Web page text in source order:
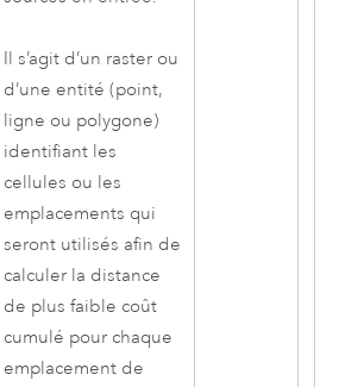
Il s’agit d’un raster ou
d’une entité (point,
ligne ou polygone)
identifiant les
cellules ou les
emplacements qui
seront utilisés afin de
calculer la distance
de plus faible coût
cumulé pour chaque
emplacement de